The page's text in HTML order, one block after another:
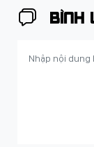
BÌNH